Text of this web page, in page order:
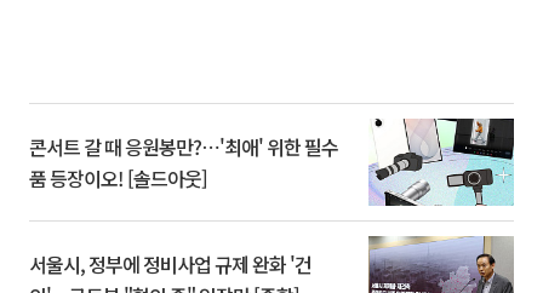
콘서트 갈 때 응원봉만?⋯'최애' 위한 필수
품 등장이오! [솔드아웃]
서울시, 정부에 정비사업 규제 완화 '건